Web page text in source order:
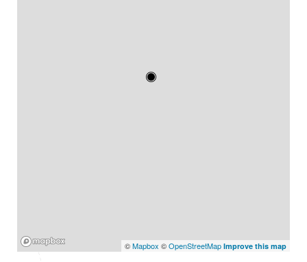
©Mapbox ©OpenStreetMap Improve this map